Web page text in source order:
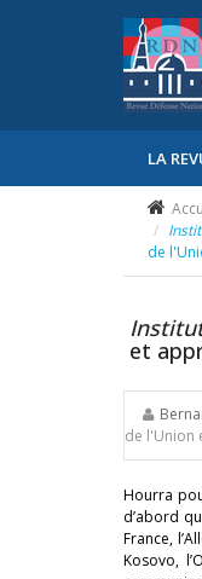
LA
de
et
de l'Union
Hourra
d’abord
France,
Kosovo,